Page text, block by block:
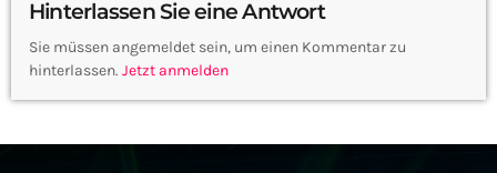
Hinterlassen Sie eine Antwort
Sie müssen angemeldet sein, um einen Kommentar zu
hinterlassen. Jetzt anmelden